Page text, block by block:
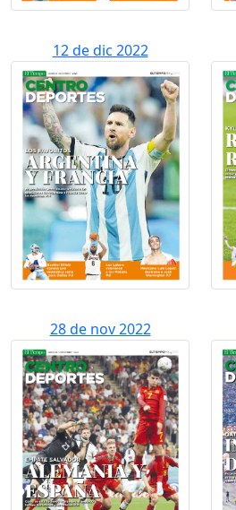
12 de dic 2022
28 de nov 2022